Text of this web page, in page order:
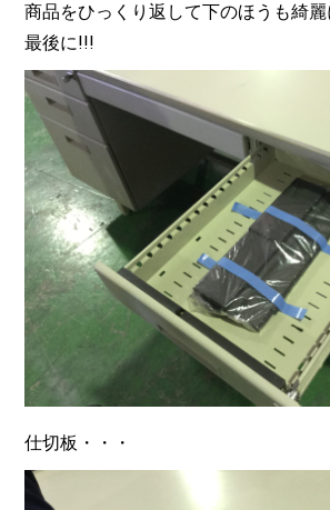
商品をひっくり返して下のほうも綺麗
最後に!!!
仕切板・・・